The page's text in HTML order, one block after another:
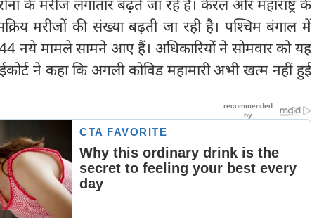
मरीजों की संख्या बढ़ती जा रही है। पश्चिम बंगाल में
नये मामले सामने आए हैं। अधिकारियों ने सोमवार को यह
ने कहा कि अगली कोविड महामारी अभी खत्म नहीं हुई